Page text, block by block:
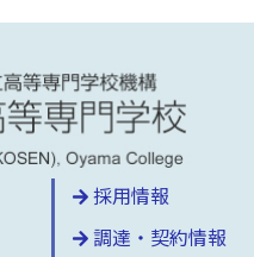
採用情報
調達・契約情報